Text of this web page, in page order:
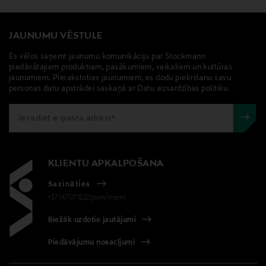
JAUNUMU VĒSTULE
Es vēlos saņemt jaunumu komunikāciju par Stockmann
piedāvātajiem produktiem, pasākumiem, veikaliem un kultūras
jaunumiem. Pierakstoties jaunumiem, es dodu piekrišanu savu
personas datu apstrādei saskaņā ar Datu aizsardzības politiku.
KLIENTU APKALPOŠANA
Sazināties
+371 67071222(pvm/mpm)
Biežāk uzdotie jautājumi
Piedāvājumu nosacījumi